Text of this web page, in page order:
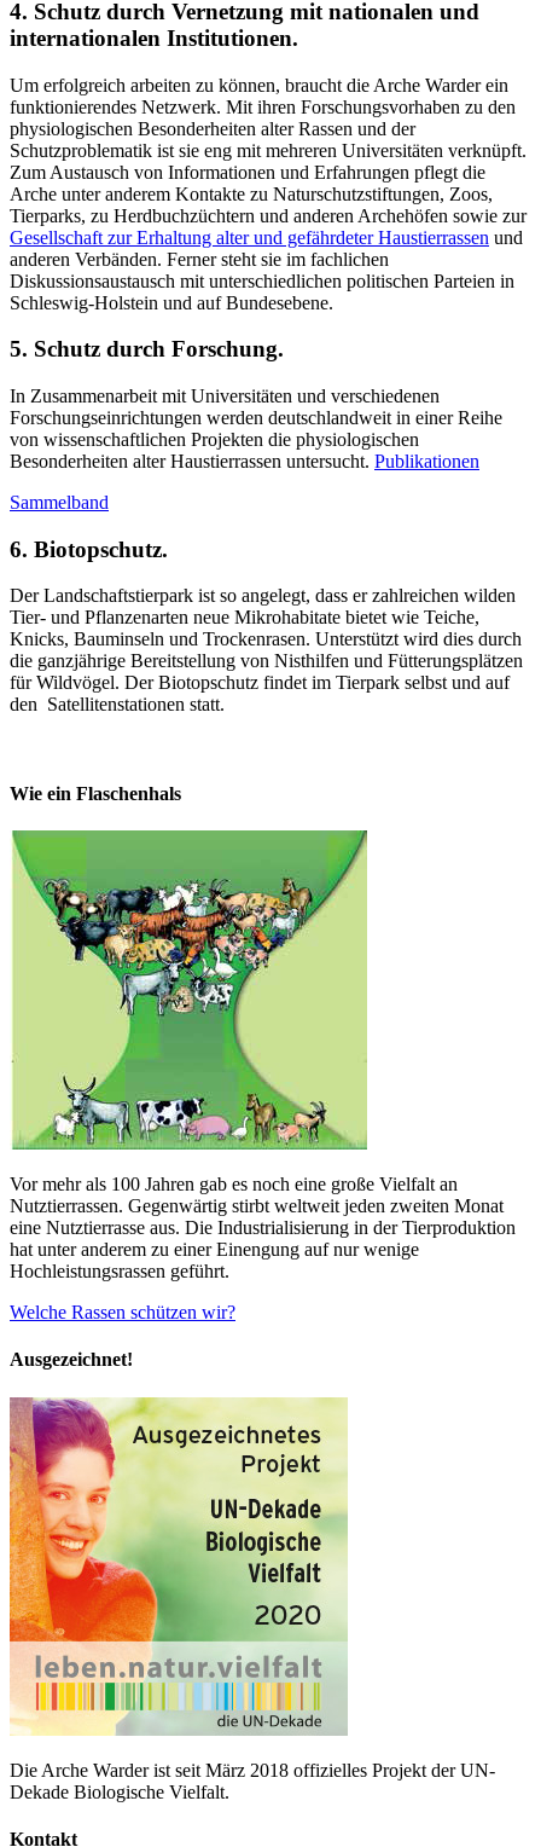
4. Schutz durch Vernetzung mit nationalen und
internationalen Institutionen.
Um erfolgreich arbeiten zu können, braucht die Arche Warder ein
funktionierendes Netzwerk. Mit ihren Forschungsvorhaben zu den
physiologischen Besonderheiten alter Rassen und der
Schutzproblematik ist sie eng mit mehreren Universitäten verknüpft.
Zum Austausch von Informationen und Erfahrungen pflegt die
Arche unter anderem Kontakte zu Naturschutzstiftungen, Zoos,
Tierparks, zu Herdbuchzüchtern und anderen Archehöfen sowie zur
Gesellschaft zur Erhaltung alter und gefährdeter Haustierrassen und
anderen Verbänden. Ferner steht sie im fachlichen
Diskussionsaustausch mit unterschiedlichen politischen Parteien in
Schleswig-Holstein und auf Bundesebene.
5. Schutz durch Forschung.
In Zusammenarbeit mit Universitäten und verschiedenen
Forschungseinrichtungen werden deutschlandweit in einer Reihe
von wissenschaftlichen Projekten die physiologischen
Besonderheiten alter Haustierrassen untersucht. Publikationen
Sammelband
6. Biotopschutz.
Der Landschaftstierpark ist so angelegt, dass er zahlreichen wilden
Tier- und Pflanzenarten neue Mikrohabitate bietet wie Teiche,
Knicks, Bauminseln und Trockenrasen. Unterstützt wird dies durch
die ganzjährige Bereitstellung von Nisthilfen und Fütterungsplätzen
für Wildvögel. Der Biotopschutz findet im Tierpark selbst und auf
den Satellitenstationen statt.
Wie ein Flaschenhals
Vor mehr als 100 Jahren gab es noch eine große Vielfalt an
Nutztierrassen. Gegenwärtig stirbt weltweit jeden zweiten Monat
eine Nutztierrasse aus. Die Industrialisierung in der Tierproduktion
hat unter anderem zu einer Einengung auf nur wenige
Hochleistungsrassen geführt.
Welche Rassen schützen wir?
Ausgezeichnet!
Die Arche Warder ist seit März 2018 offizielles Projekt der UN-
Dekade Biologische Vielfalt.
Kontakt